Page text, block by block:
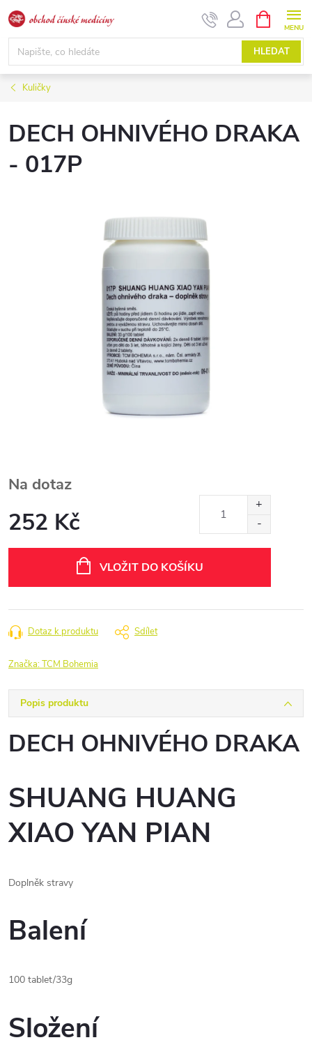
Přejít
na
obsah
HLEDAT
NÁKUPNÍ
KOŠÍK
Kuličky
DECH OHNIVÉHO DRAKA
- 017P
Na dotaz
252 Kč
VLOŽIT DO KOŠÍKU
Dotaz k produktu Sdílet
Značka:TCM Bohemia
Popis produktu
DECH OHNIVÉHO DRAKA
SHUANG HUANG
XIAO YAN PIAN
Doplněk stravy
Balení
100 tablet/33g
Složení